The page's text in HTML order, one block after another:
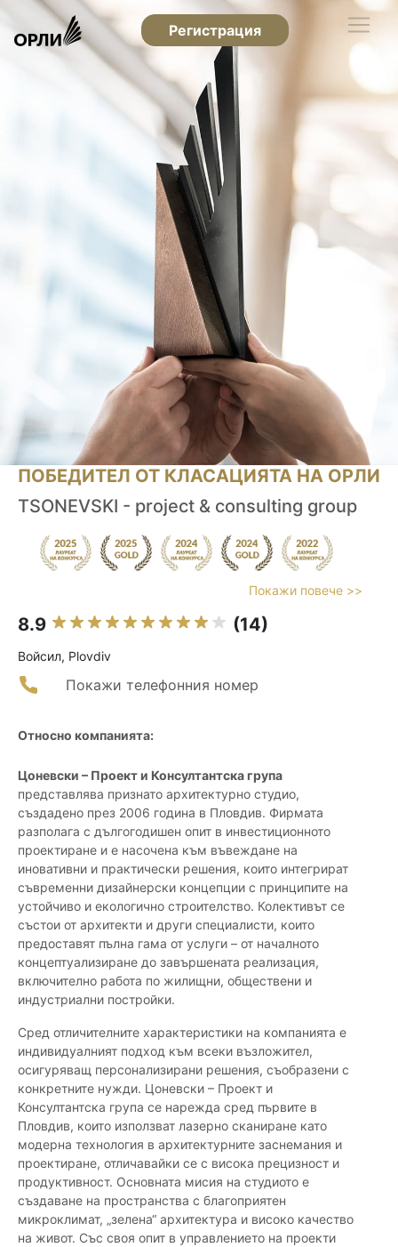
Регистрация
ПОБЕДИТЕЛ ОТ КЛАСАЦИЯТА НА ОРЛИ
TSONEVSKI - project & consulting group
Покажи повече >>
8.9 (14)
Войсил, Plovdiv
Покажи телефонния номер
Относно компанията:
Цоневски – Проект и Консултантска група
представлява признато архитектурно студио,
създадено през 2006 година в Пловдив. Фирмата
разполага с дългогодишен опит в инвестиционното
проектиране и е насочена към въвеждане на
иновативни и практически решения, които интегрират
съвременни дизайнерски концепции с принципите на
устойчиво и екологично строителство. Колективът се
състои от архитекти и други специалисти, които
предоставят пълна гама от услуги – от началното
концептуализиране до завършената реализация,
включително работа по жилищни, обществени и
индустриални постройки.
Сред отличителните характеристики на компанията е
индивидуалният подход към всеки възложител,
осигуряващ персонализирани решения, съобразени с
конкретните нужди. Цоневски – Проект и
Консултантска група се нарежда сред първите в
Пловдив, които използват лазерно сканиране като
модерна технология в архитектурните заснемания и
проектиране, отличавайки се с висока прецизност и
продуктивност. Основната мисия на студиото е
създаване на пространства с благоприятен
микроклимат, „зелена“ архитектура и високо качество
на живот. Със своя опит в управлението на проекти